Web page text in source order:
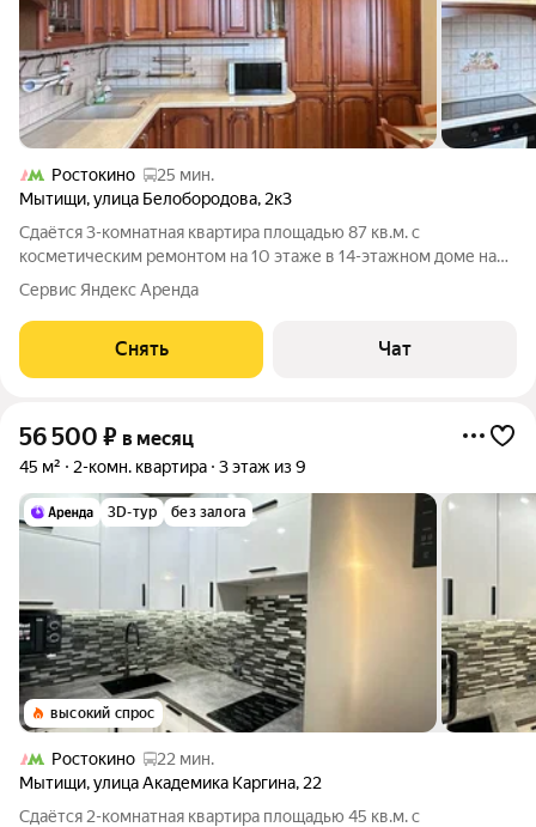
Ростокино
25 мин.
Мытищи,улица Белобородова, 2к3
Сдаётся 3-комнатная квартира площадью 87 кв.м. с
косметическим ремонтом на 10 этаже в 14-этажном доме на
срок от 11 месяцев. Из техники есть: Телевизор Духовой шкаф
Стиральная машина Холодильник Кондиционер Бойлер
Микроволновка Пылесос Дом -
Сервис Яндекс Аренда
Снять Чат
56 500 ₽ в месяц
45 м² 2-комн. квартира 3 этаж из 9
3D-тур без залога
высокий спрос
Ростокино
22 мин.
Мытищи,улица Академика Каргина, 22
Сдаётся 2-комнатная квартира площадью 45 кв.м. с